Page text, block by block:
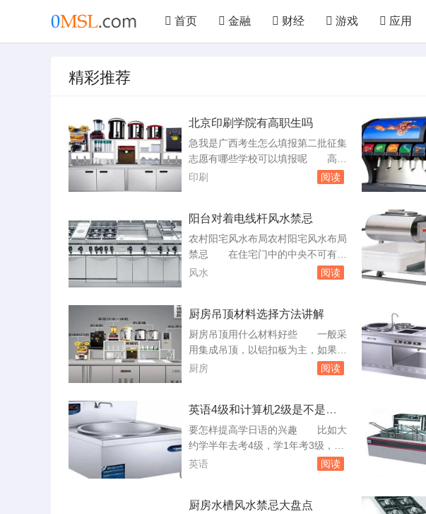
首页 金融 财经 游戏 应用
精彩推荐
北京印刷学院有高职生吗
急我是广西考生怎么填报第二批征集
志愿有哪些学校可以填报呢 高职
专科批次等。根据自己的成绩和志愿
和专业的招生计划和录取要求。至于
可以填报的学校，这需要根据当年的
招生情况和缺额计划来确定。例如，
在2023年，广西本科二批征集志愿
印刷 阅读
阳台对着电线杆风水禁忌
农村阳宅风水布局农村阳宅风水布局
禁忌 在住宅门中的中央不可有电
线杆、电灯柱或者是停车收表费表
煞”，那这套住。对于农村住宅风水
布置，农村住宅风水禁忌，可能很多
人看来这些者将是迷信罢了，但它的
存在却影响着大多数中国人的心理感
风水 阅读
厨房吊顶材料选择方法讲解
厨房吊顶用什么材料好些 一般采
用集成吊顶，以铝扣板为主，如果要
求高一点，可以采用防火、防潮、防
纳米抗油污，需要顶成一个斜坡。最
好的办法就是直接使用集成灶如何选
购厨卫吊顶材料 对于如何选择吊
顶的问题，很多装修业主还不太了
厨房 阅读
英语4级和计算机2级是不是很
难过
要怎样提高学日语的兴趣 比如大
约学半年去考4级，学1年考3级，学
两年后考2级，有目标方向才能有动
因为以后在电脑上写文章要用到它
英语 阅读
厨房水槽风水禁忌大盘点